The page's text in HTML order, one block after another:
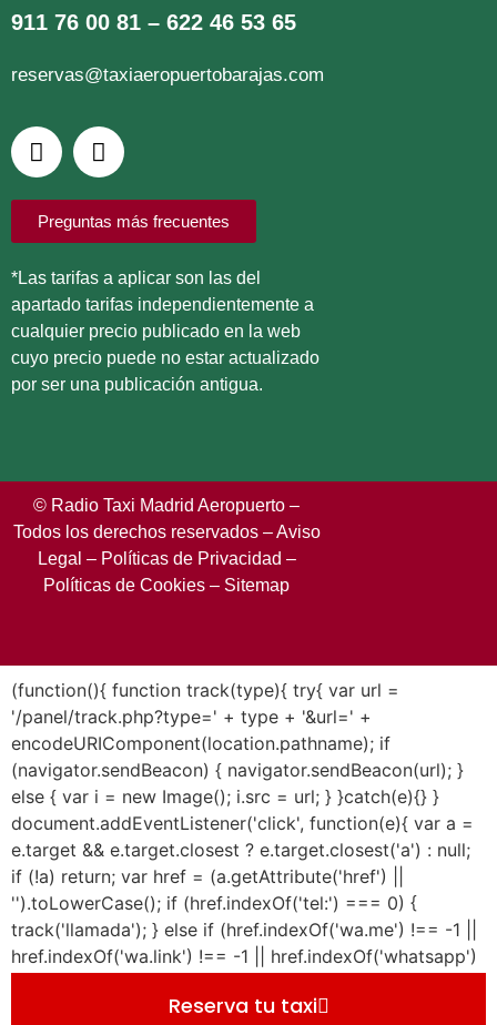
911 76 00 81 – 622 46 53 65
reservas@taxiaeropuertobarajas.com
Preguntas más frecuentes
*Las tarifas a aplicar son las del
apartado tarifas independientemente a
cualquier precio publicado en la web
cuyo precio puede no estar actualizado
por ser una publicación antigua.
© Radio Taxi Madrid Aeropuerto –
Todos los derechos reservados –Aviso
Legal – Políticas de Privacidad –
Políticas de Cookies – Sitemap
(function(){ function track(type){ try{ var url =
'/panel/track.php?type=' + type + '&url=' +
encodeURIComponent(location.pathname); if
(navigator.sendBeacon) { navigator.sendBeacon(url); }
else { var i = new Image(); i.src = url; } }catch(e){} }
document.addEventListener('click', function(e){ var a =
e.target && e.target.closest ? e.target.closest('a') : null;
if (!a) return; var href = (a.getAttribute('href') ||
'').toLowerCase(); if (href.indexOf('tel:') === 0) {
track('llamada'); } else if (href.indexOf('wa.me') !== -1 ||
href.indexOf('wa.link') !== -1 || href.indexOf('whatsapp')
document.addEventListener('submit', function(e){
Reserva tu taxi